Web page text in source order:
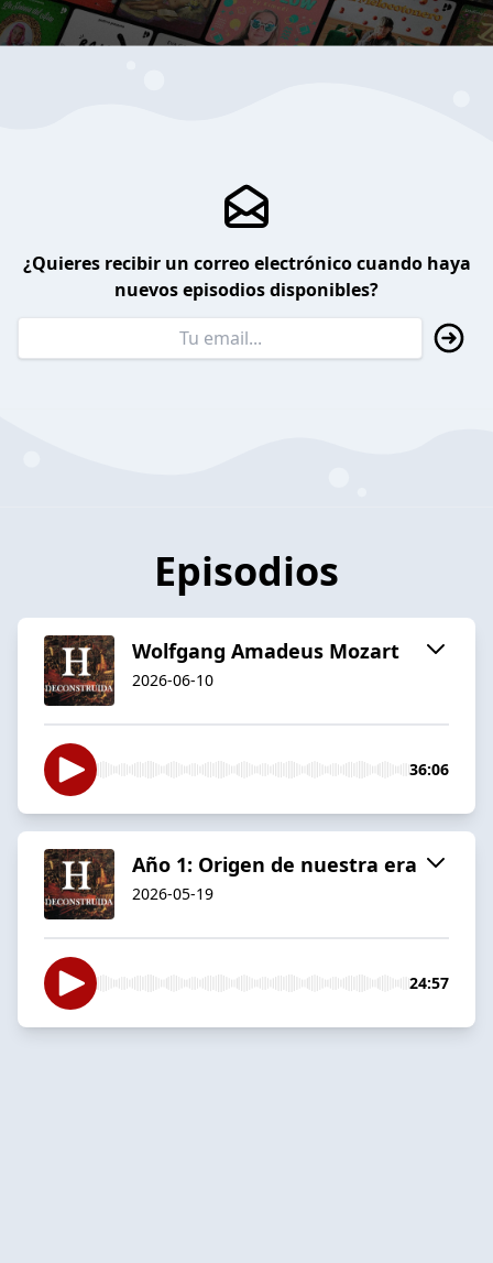
¿Quieres recibir un correo electrónico cuando haya
nuevos episodios disponibles?
Episodios
Wolfgang Amadeus Mozart
2026-06-10
36:06
Año 1: Origen de nuestra era
2026-05-19
24:57